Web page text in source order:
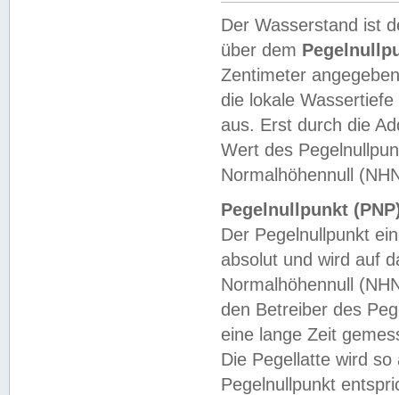
Der Wasserstand ist
über dem
Zentimeter
die lokale
aus. Erst durch die
Wert des
Normalhöhennull
Pegelnullpunkt
Der Pegelnullpunkt
absolut und wird auf
Normalhöhennull
den Betreiber des
eine lange Zeit
Die Pegellatte wird
Pegelnullpunkt